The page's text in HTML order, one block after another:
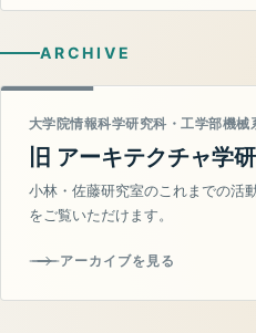
ARCHIVE
大学院情報科学研究科・工学部機械
旧 アーキテクチャ学
小林・佐藤研究室のこれまでの活
をご覧いただけます。
アーカイブを見る